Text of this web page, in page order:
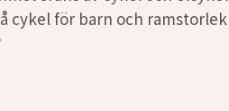
cykel för barn och ramstorlek